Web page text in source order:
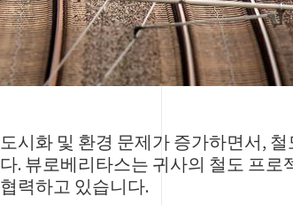
도시화 및 환경 문제가 증가하면서,
다. 뷰로베리타스는 귀사의 철도 프
협력하고 있습니다.